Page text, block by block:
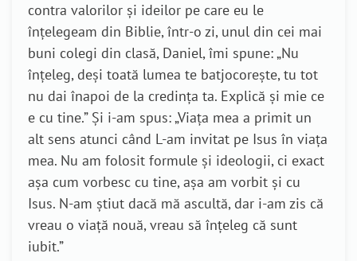
contra valorilor și ideilor pe care eu le
înțelegeam din Biblie, într-o zi, unul din cei mai
buni colegi din clasă, Daniel, îmi spune: „Nu
înțeleg, deși toată lumea te batjocorește, tu tot
nu dai înapoi de la credința ta. Explică și mie ce
e cu tine.” Și i-am spus: „Viața mea a primit un
alt sens atunci când L-am invitat pe Isus în viața
mea. Nu am folosit formule și ideologii, ci exact
așa cum vorbesc cu tine, așa am vorbit și cu
Isus. N-am știut dacă mă ascultă, dar i-am zis că
vreau o viață nouă, vreau să înțeleg că sunt
iubit.”